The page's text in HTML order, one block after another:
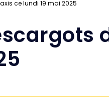
ce lundi 19 mai 2025